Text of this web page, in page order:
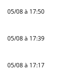
05/08 à 17:50
05/08 à 17:39
05/08 à 17:17